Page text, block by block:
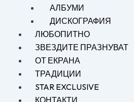
АЛБУМИ
ДИСКОГРАФИЯ
ЛЮБОПИТНО
ЗВЕЗДИТЕ ПРАЗНУВАТ
ОТ ЕКРАНА
ТРАДИЦИИ
STAR EXCLUSIVE
КОНТАКТИ